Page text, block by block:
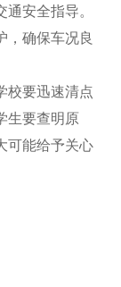
安全指导。
，确保车况良
要迅速清点
生要查明原
可能给予关心